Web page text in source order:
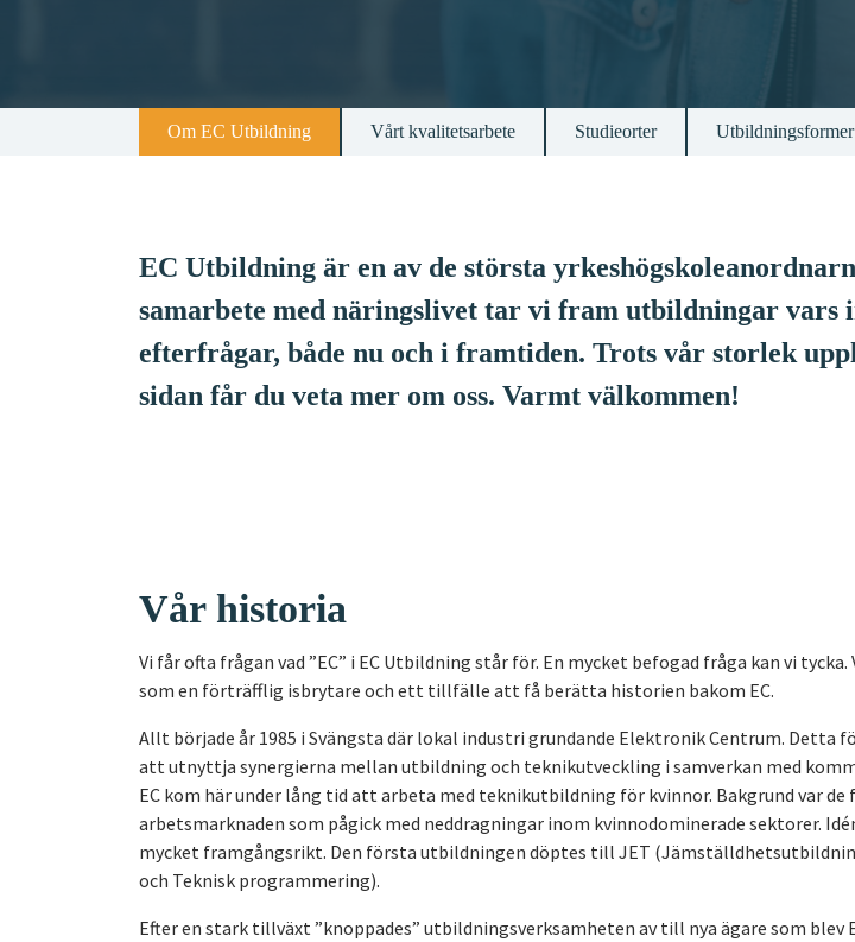
Om EC Utbildning Vårt kvalitetsarbete Studieorter Utbildningsformer
EC Utbildning är en av de största
samarbete med näringslivet tar vi fram utbildningar vars
efterfrågar, både nu och i framtiden. Trots vår storlek
sidan får du veta mer om oss. Varmt välkommen!
Vår historia
Vi får ofta frågan vad ”EC” i EC Utbildning står för. En mycket befogad fråga kan vi tycka.
som en förträfflig isbrytare och ett tillfälle att få berätta historien bakom EC.
Allt började år 1985 i Svängsta där lokal industri grundande Elektronik Centrum. Detta
att utnyttja synergierna mellan utbildning och teknikutveckling i samverkan med
EC kom här under lång tid att arbeta med teknikutbildning för kvinnor. Bakgrund var de
arbetsmarknaden som pågick med neddragningar inom kvinnodominerade sektorer.
mycket framgångsrikt. Den första utbildningen döptes till JET
och Teknisk programmering).
Efter en stark tillväxt ”knoppades” utbildningsverksamheten av till nya ägare som blev